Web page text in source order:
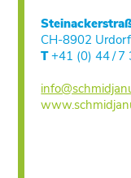
CH-8902 Urdorf
T+41 (0) 44 / 7